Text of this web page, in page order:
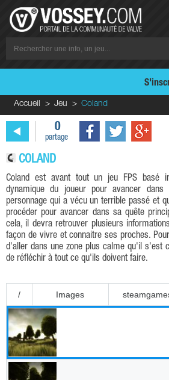
Accueil Jeu Coland
0
partage
COLAND
Coland est avant tout un jeu FPS basé
dynamique du joueur pour avancer
personnage qui a vécu un terrible passé et
procéder pour avancer dans sa quête
cela, il devra retrouver plusieurs
façon de vivre et connaitre ses proches.
d'aller dans une zone plus calme qu'il s'est
de réfléchir à tout ce qu'ils doivent faire.